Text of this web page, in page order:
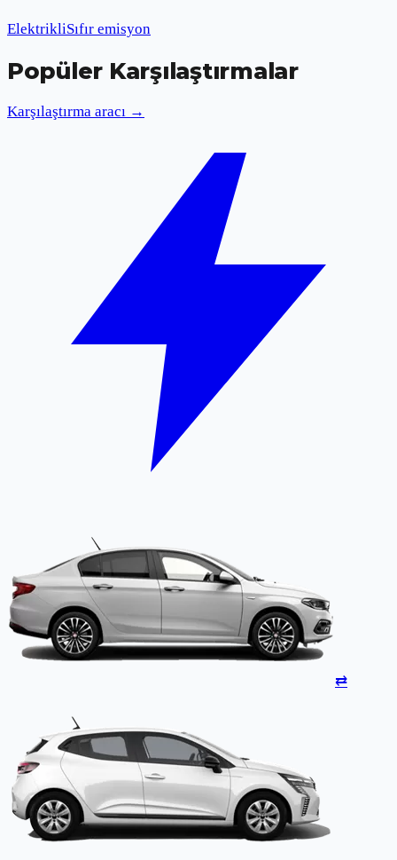
ElektrikliSıfır emisyon
Popüler Karşılaştırmalar
Karşılaştırma aracı →
⇄